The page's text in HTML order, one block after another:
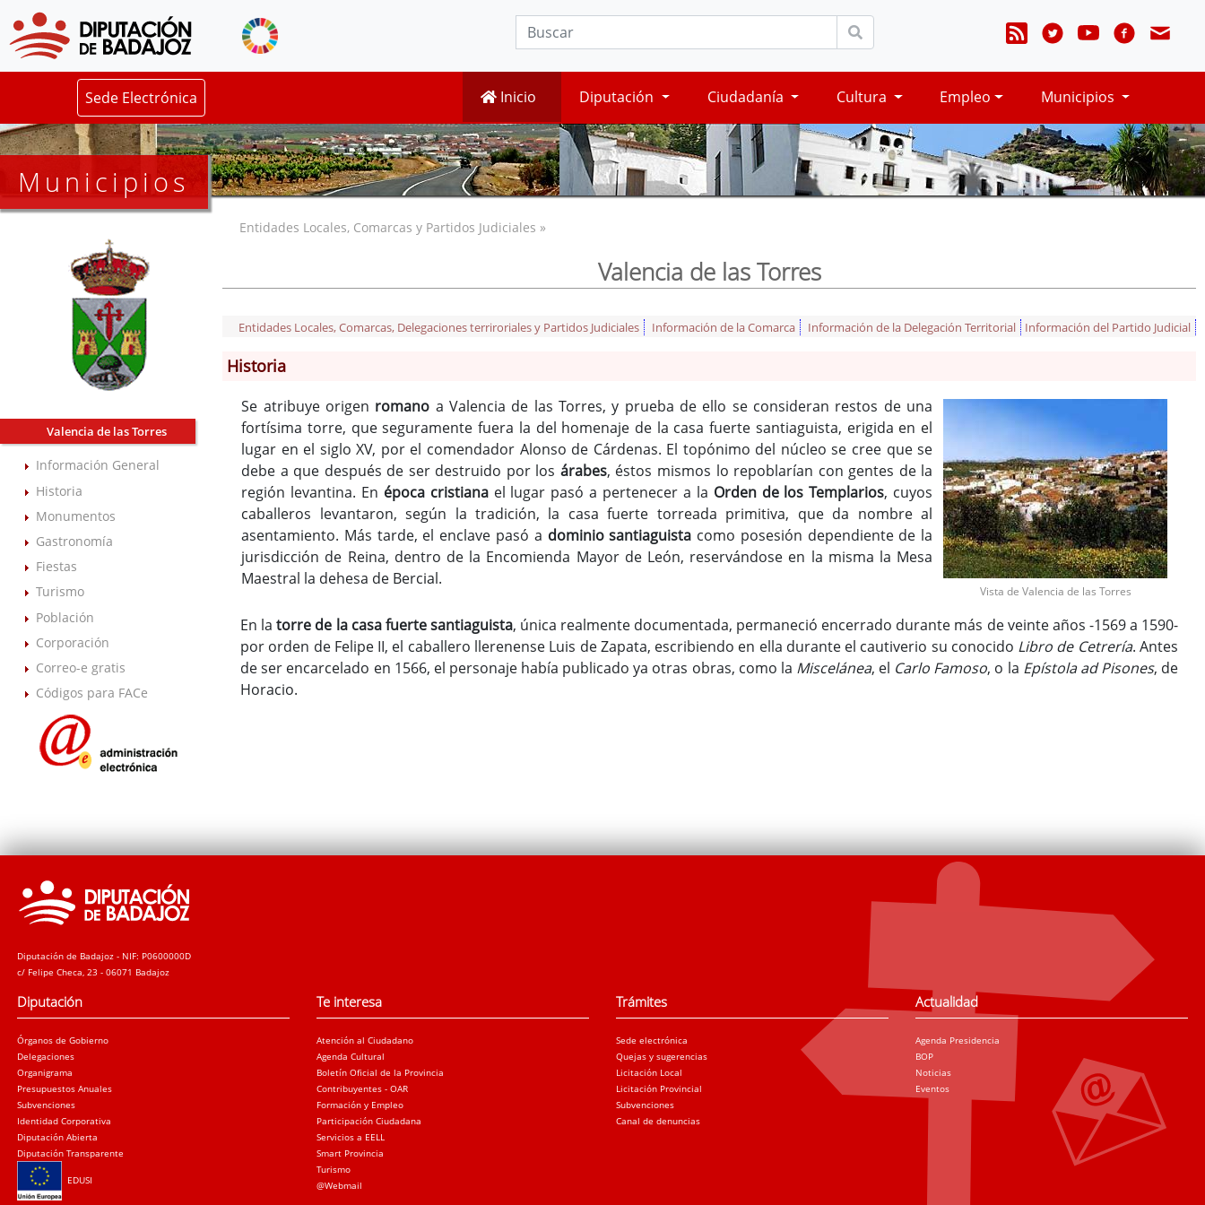
Sede Electrónica Inicio Diputación Ciudadanía Cultura Empleo Municipios
Municipios
Valencia de las Torres
Información General
Historia
Monumentos
Gastronomía
Fiestas
Turismo
Población
Corporación
Correo-e gratis
Códigos para FACe
Entidades Locales, Comarcas y Partidos Judiciales »
Valencia de las Torres
Entidades Locales, Comarcas, Delegaciones terriroriales y Partidos Judiciales Información de la Comarca Información de la Delegación Territorial Información del Partido Judicial
Historia
Se atribuye origen romano a Valencia de las Torres, y prueba de ello se consideran restos de una
fortísima torre, que seguramente fuera la del homenaje de la casa fuerte santiaguista, erigida en el
lugar en el siglo XV, por el comendador Alonso de Cárdenas. El topónimo del núcleo se cree que se
debe a que después de ser destruido por los árabes, éstos mismos lo repoblarían con gentes de la
región levantina. En época cristianael lugar pasó a pertenecer a la Orden de los Templarios, cuyos
caballeros levantaron, según la tradición, la casa fuerte torreada primitiva, que da nombre al
asentamiento. Más tarde, el enclave pasó a dominio santiaguista como posesión dependiente de la
jurisdicción de Reina, dentro de la Encomienda Mayor de León, reservándose en la misma la Mesa
Maestral la dehesa de Bercial.
Vista de Valencia de las Torres
En latorre de la casa fuerte santiaguista, única realmente documentada, permaneció encerrado durante más de veinte años -1569 a 1590-
por orden de Felipe II, el caballero llerenense Luis de Zapata, escribiendo en ella durante el cautiverio su conocido Libro de Cetrería. Antes
de ser encarcelado en 1566, el personaje había publicado ya otras obras, como la Miscelánea, el Carlo Famoso, o la Epístola ad Pisones, de
Horacio.
Diputación de Badajoz - NIF: P0600000D
c/ Felipe Checa, 23 - 06071 Badajoz
Diputación
Órganos de Gobierno
Delegaciones
Organigrama
Presupuestos Anuales
Subvenciones
Identidad Corporativa
Diputación Abierta
Diputación Transparente
EDUSI
Te interesa
Atención al Ciudadano
Agenda Cultural
Boletín Oficial de la Provincia
Contribuyentes - OAR
Formación y Empleo
Participación Ciudadana
Servicios a EELL
Smart Provincia
Turismo
@Webmail
Trámites
Sede electrónica
Quejas y sugerencias
Licitación Local
Licitación Provincial
Subvenciones
Canal de denuncias
Actualidad
Agenda Presidencia
BOP
Noticias
Eventos